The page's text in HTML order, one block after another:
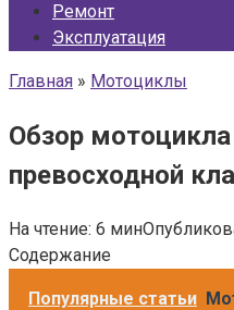
Ремонт
Эксплуатация
Главная » Мотоциклы
Обзор мотоцикла
превосходной
На чтение: 6 мин
Содержание
Популярные статьи